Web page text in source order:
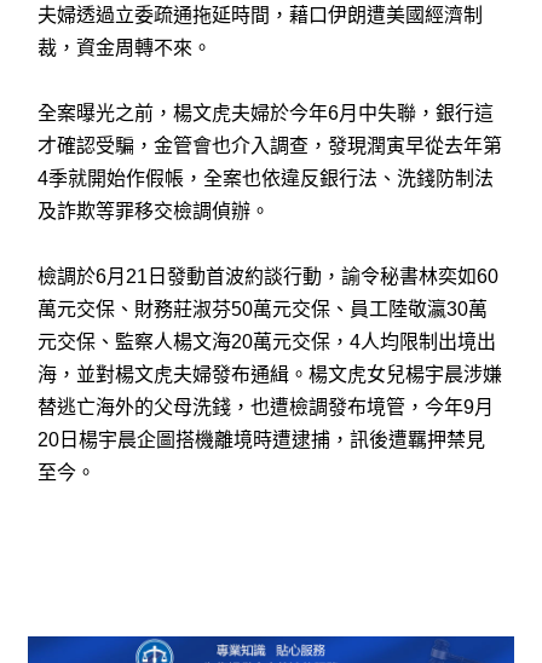
夫婦透過立委疏通拖延時間，藉口伊朗遭美國經濟制
裁，資金周轉不來。
全案曝光之前，楊文虎夫婦於今年6月中失聯，銀行這
才確認受騙，金管會也介入調查，發現潤寅早從去年第
4季就開始作假帳，全案也依違反銀行法、洗錢防制法
及詐欺等罪移交檢調偵辦。
檢調於6月21日發動首波約談行動，諭令秘書林奕如60
萬元交保、財務莊淑芬50萬元交保、員工陸敬瀛30萬
元交保、監察人楊文海20萬元交保，4人均限制出境出
海，並對楊文虎夫婦發布通緝。楊文虎女兒楊宇晨涉嫌
替逃亡海外的父母洗錢，也遭檢調發布境管，今年9月
20日楊宇晨企圖搭機離境時遭逮捕，訊後遭羈押禁見
至今。